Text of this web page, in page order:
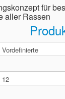
für
aller Rassen